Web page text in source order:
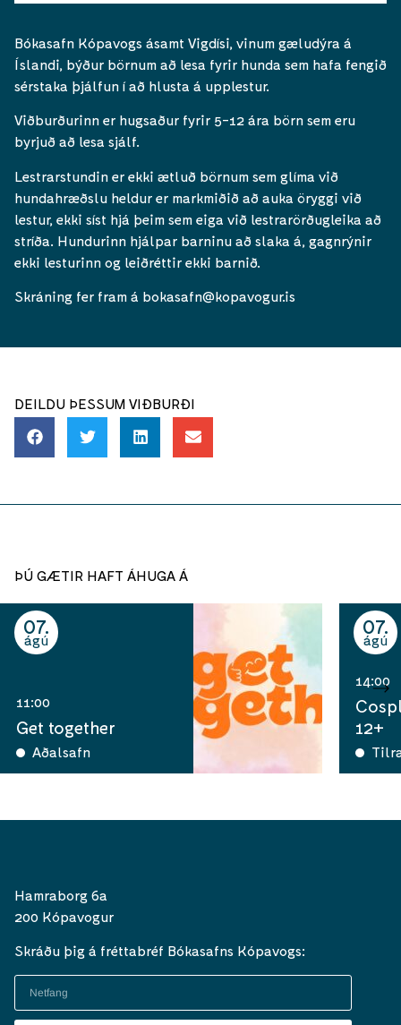
Bókasafn Kópavogs ásamt Vigdísi, vinum gæludýra á
Íslandi, býður börnum að lesa fyrir hunda sem hafa fengið
sérstaka þjálfun í að hlusta á upplestur.
Viðburðurinn er hugsaður fyrir 5-12 ára börn sem eru
byrjuð að lesa sjálf.
Lestrarstundin er ekki ætluð börnum sem glíma við
hundahræðslu heldur er markmiðið að auka öryggi við
lestur, ekki síst hjá þeim sem eiga við lestrarörðugleika að
stríða. Hundurinn hjálpar barninu að slaka á, gagnrýnir
ekki lesturinn og leiðréttir ekki barnið.
Skráning fer fram á bokasafn@kopavogur.is
DEILDU ÞESSUM VIÐBURÐI
ÞÚ GÆTIR HAFT ÁHUGA Á
07
ágú
11:00
Get together
Aðalsafn
07
ágú
14:00
12+
Hamraborg 6a
200 Kópavogur
Skráðu þig á fréttabréf Bókasafns Kópavogs: